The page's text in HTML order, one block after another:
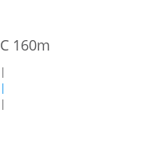
160m
|
|